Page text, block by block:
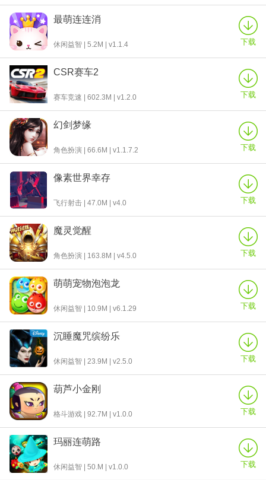
最萌连连消
休闲益智 | 5.2M | v1.1.4 下载
CSR赛车2
赛车竞速 | 602.3M | v1.2.0 下载
幻剑梦缘
角色扮演 | 66.6M | v1.1.7.2 下载
像素世界幸存
飞行射击 | 47.0M | v4.0 下载
魔灵觉醒
角色扮演 | 163.8M | v4.5.0 下载
萌萌宠物泡泡龙
休闲益智 | 10.9M | v6.1.29 下载
沉睡魔咒缤纷乐
休闲益智 | 23.9M | v2.5.0 下载
葫芦小金刚
格斗游戏 | 92.7M | v1.0.0 下载
玛丽连萌路
休闲益智 | 50.M | v1.0.0 下载